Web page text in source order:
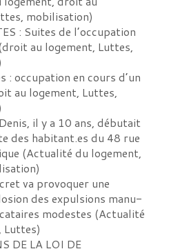
mobilisation)
: Suites de l’occupation
droit au logement, Luttes,
: occupation en cours d’un
au logement, Luttes,
il y a 10 ans, débutait
des habitant.es du 48 rue
(Actualité du logement,
)
va provoquer une
des expulsions manu-
modestes (Actualité
Luttes)
DE LA LOI DE